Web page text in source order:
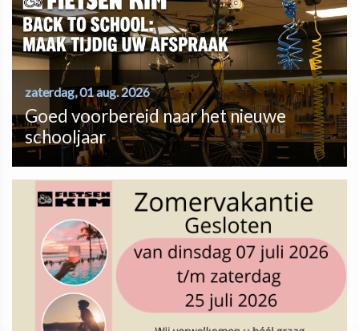
zaterdag, 01 aug. 2026
Goed voorbereid naar het nieuwe
schooljaar